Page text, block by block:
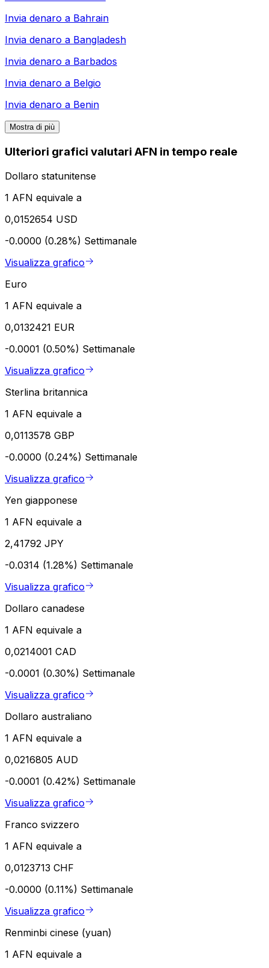
Invia denaro a Bahrain
Invia denaro a Bangladesh
Invia denaro a Barbados
Invia denaro a Belgio
Invia denaro a Benin
Mostra di più
Ulteriori grafici valutari AFN in tempo reale
Dollaro statunitense
1 AFN equivale a
0,0152654 USD
-0.0000 (0.28%) Settimanale
Visualizza grafico
Euro
1 AFN equivale a
0,0132421 EUR
-0.0001 (0.50%) Settimanale
Visualizza grafico
Sterlina britannica
1 AFN equivale a
0,0113578 GBP
-0.0000 (0.24%) Settimanale
Visualizza grafico
Yen giapponese
1 AFN equivale a
2,41792 JPY
-0.0314 (1.28%) Settimanale
Visualizza grafico
Dollaro canadese
1 AFN equivale a
0,0214001 CAD
-0.0001 (0.30%) Settimanale
Visualizza grafico
Dollaro australiano
1 AFN equivale a
0,0216805 AUD
-0.0001 (0.42%) Settimanale
Visualizza grafico
Franco svizzero
1 AFN equivale a
0,0123713 CHF
-0.0000 (0.11%) Settimanale
Visualizza grafico
Renminbi cinese (yuan)
1 AFN equivale a